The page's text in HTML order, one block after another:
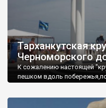
Тарханкутская
Черноморского
К сожалению настоящей
пешком вдоль